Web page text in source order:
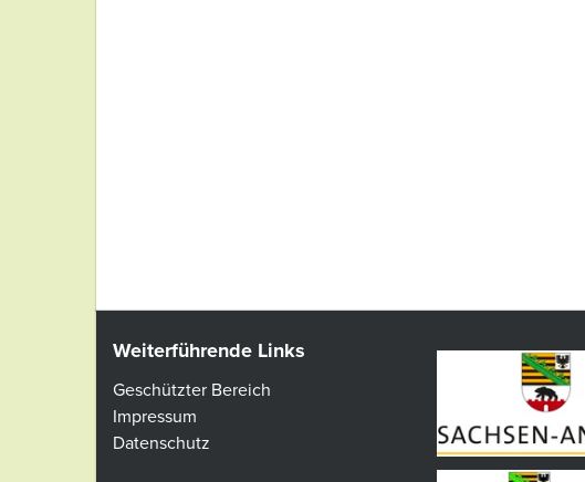
Weiterführende Links
Geschützter Bereich
Impressum
Datenschutz